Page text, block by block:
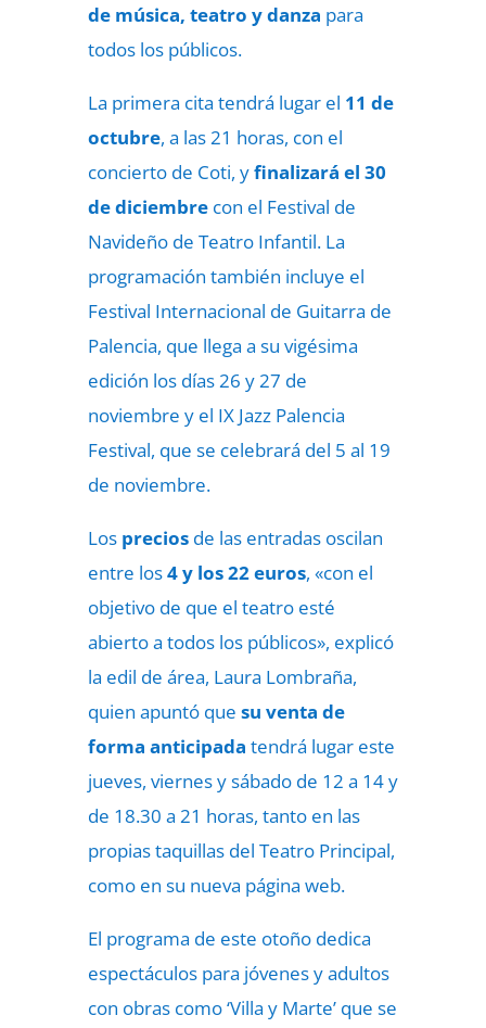
de música, teatro y danza para
todos los públicos.
La primera cita tendrá lugar el 11 de
octubre, a las 21 horas, con el
concierto de Coti, yfinalizará el 30
de diciembrecon el Festival de
Navideño de Teatro Infantil. La
programación también incluye el
Festival Internacional de Guitarra de
Palencia, que llega a su vigésima
edición los días 26 y 27 de
noviembre y el IX Jazz Palencia
Festival, que se celebrará del 5 al 19
de noviembre.
Los preciosde las entradas oscilan
entre los4 y los 22 euros, «con el
objetivo de que el teatro esté
abierto a todos los públicos», explicó
la edil de área, Laura Lombraña,
quien apuntó que su venta de
forma anticipada tendrá lugar este
jueves, viernes y sábado de 12 a 14 y
de 18.30 a 21 horas, tanto en las
propias taquillas del Teatro Principal,
como en su nueva página web.
El programa de este otoño dedica
espectáculos para jóvenes y adultos
con obras como ‘Villa y Marte’ que se